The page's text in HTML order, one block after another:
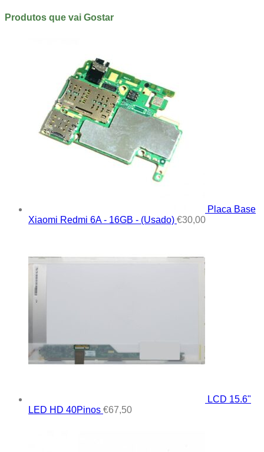
Produtos que vai Gostar
Placa Base
Xiaomi Redmi 6A - 16GB - (Usado) €30,00
LCD 15.6"
LED HD 40Pinos €67,50